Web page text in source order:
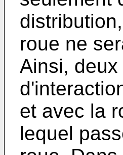
roue ne
Ainsi,
et avec la
lequel